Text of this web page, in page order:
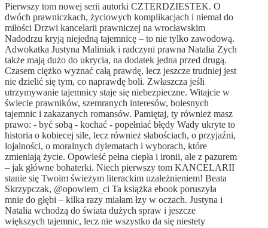
Pierwszy tom nowej serii autorki CZTERDZIESTEK. O
dwóch prawniczkach, życiowych komplikacjach i niemal do
miłości Drzwi kancelarii prawniczej na wrocławskim
Nadodrzu kryją niejedną tajemnicę – to nie tylko zawodową.
Adwokatka Justyna Maliniak i radczyni prawna Natalia Zych
także mają dużo do ukrycia, na dodatek jedna przed drugą.
Czasem ciężko wyznać całą prawdę, lecz jeszcze trudniej jest
nie dzielić się tym, co naprawdę boli. Zwłaszcza jeśli
utrzymywanie tajemnicy staje się niebezpieczne. Witajcie w
świecie prawników, szemranych interesów, bolesnych
tajemnic i zakazanych romansów. Pamiętaj, ty również masz
prawo: - być sobą - kochać - popełniać błędy Wady ukryte to
historia o kobiecej sile, lecz również słabościach, o przyjaźni,
lojalności, o moralnych dylematach i wyborach, które
zmieniają życie. Opowieść pełna ciepła i ironii, ale z pazurem
– jak główne bohaterki. Niech pierwszy tom KANCELARII
stanie się Twoim świeżym literackim uzależnieniem! Beata
Skrzypczak, @opowiem_ci Ta książka ebook poruszyła
mnie do głębi – kilka razy miałam łzy w oczach. Justyna i
Natalia wchodzą do świata dużych spraw i jeszcze
większych tajemnic, lecz nie wszystko da się niestety